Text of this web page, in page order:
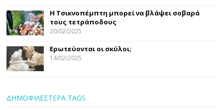
Η Τσικνοπέμπτη μπορεί να βλάψει σοβαρά
τους τετράποδους
20/02/2025
Ερωτεύονται οι σκύλοι;
14/02/2025
ΔΗΜΟΦΙΛΕΣΤΕΡΑ TAGS